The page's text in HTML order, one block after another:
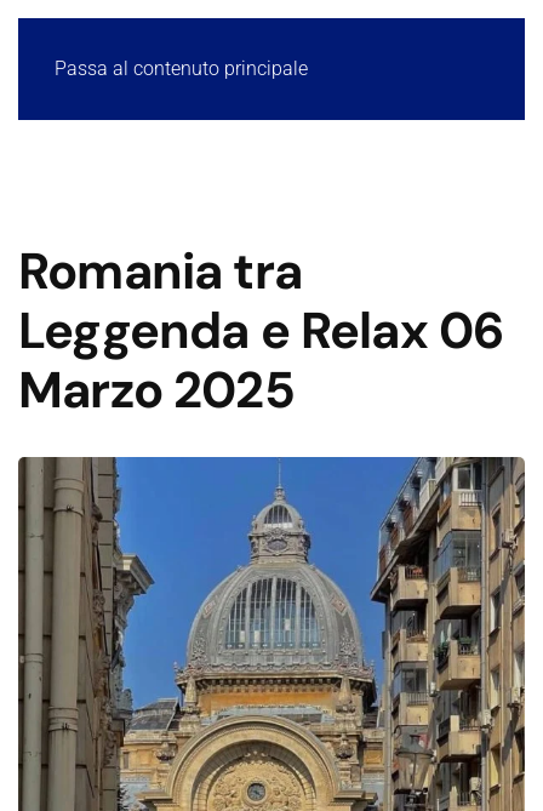
Passa al contenuto principale
Romania tra
Leggenda e Relax 06
Marzo 2025